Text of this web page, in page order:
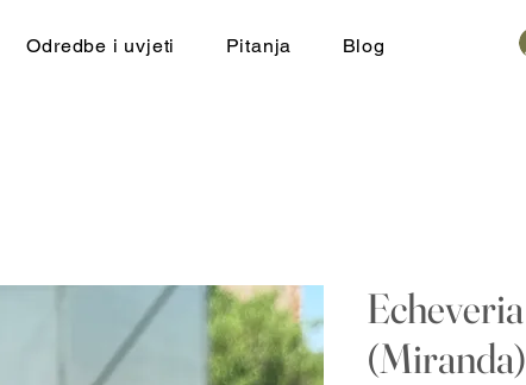
Odredbe i uvjeti Pitanja Blog
(Miranda)